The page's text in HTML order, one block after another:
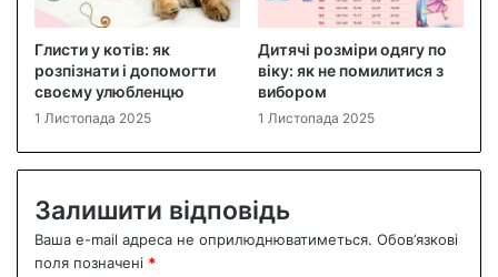
Глисти у котів: як
розпізнати і допомогти
своєму улюбленцю
1 Листопада 2025
Дитячі розміри одягу по
віку: як не помилитися з
вибором
1 Листопада 2025
Залишити відповідь
Ваша e-mail адреса не оприлюднюватиметься. Обов’язкові
поля позначені *